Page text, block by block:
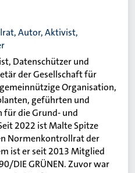
Autor, Aktivist,
Datenschützer und
der Gesellschaft für
Organisation,
geführten und
für die Grund- und
2022 ist Malte Spitze
Normenkontrollrat der
ist er seit 2013 Mitglied
DIE GRÜNEN. Zuvor war